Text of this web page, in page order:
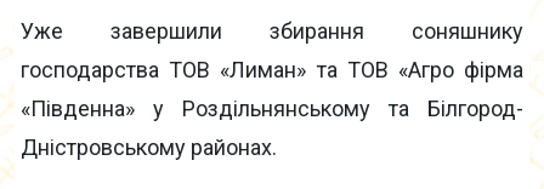
Уже завершили збирання соняшнику
господарства ТОВ «Лиман» та ТОВ «Агро фірма
«Південна» у Роздільнянському та Білгород-
Дністровському районах.